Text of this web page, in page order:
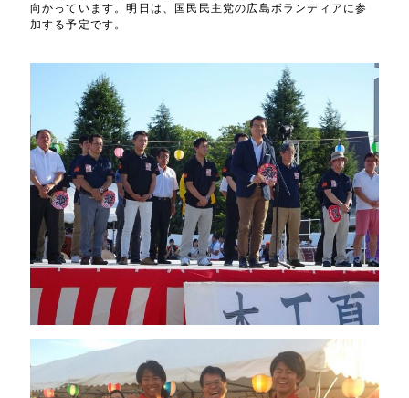
向かっています。明日は、国民民主党の広島ボランティアに参
加する予定です。